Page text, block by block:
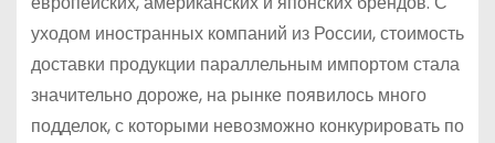
уходом иностранных компаний из России, стоимость
доставки продукции параллельным импортом стала
значительно дороже, на рынке появилось много
подделок, с которыми невозможно конкурировать по